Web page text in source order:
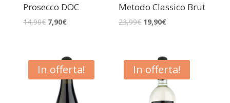
Prosecco DOC
14,90€ 7,90€
Metodo Classico Brut
23,99€ 19,90€
In offerta! In offerta!